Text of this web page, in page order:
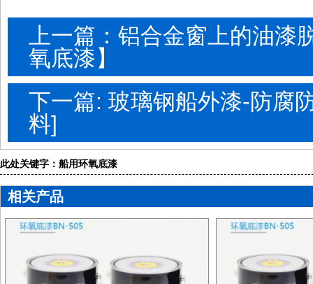
上一篇：铝合金窗上的油
氧底漆】
下一篇: 玻璃钢船外漆-防腐
料]
此处关键字：船用环氧底漆
相关产品